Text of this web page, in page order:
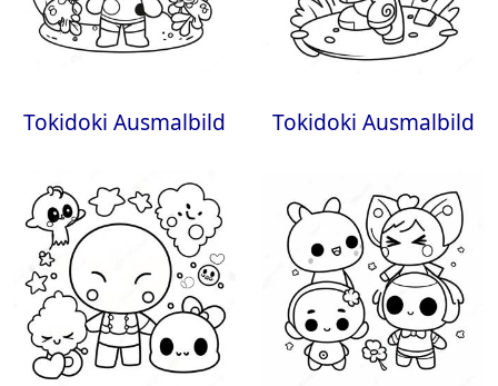
Tokidoki Ausmalbild Tokidoki Ausmalbild